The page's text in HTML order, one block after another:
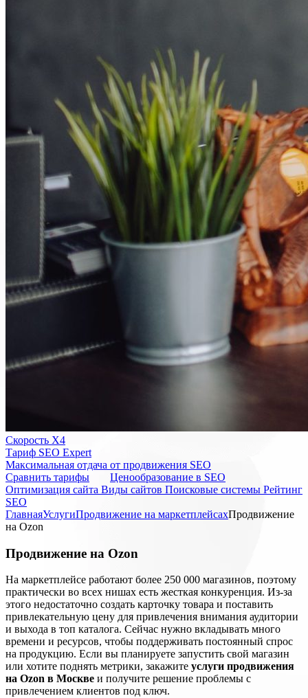
Скорость Х4
Тариф SEO Expert
Максимальная отдача от продвижения SEO
Cравнить тарифы
Ценообразование в SEO
Оптимизация сайта Виды сайтов Поисковые системы Рейтинг
SEO
ГлавнаяУслугиПродвижение на маркетплейсахПродвижение
на Ozon
Продвижение на Ozon
На маркетплейсе работают более 250 000 магазинов, поэтому
практически во всех нишах есть жесткая конкуренция. Из-за
этого недостаточно создать карточку товара и поставить
привлекательную цену для привлечения внимания аудитории
и выхода в топ каталога. Сейчас нужно вкладывать много
времени и ресурсов, чтобы поддерживать постоянный спрос
на продукцию. Если вы планируете запустить свой магазин
или хотите поднять метрики, закажите услуги продвижения
на Ozon в Москве и получите решение проблемы с
привлечением клиентов под ключ.